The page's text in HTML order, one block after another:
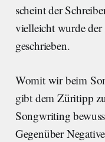
scheint der
vielleicht wurde
geschrieben.
Womit wir beim
gibt dem Züritipp
Songwriting
Gegenüber